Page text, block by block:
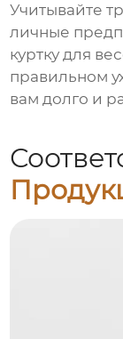
Учитывайте
личные
куртку для
правильном
вам долго и